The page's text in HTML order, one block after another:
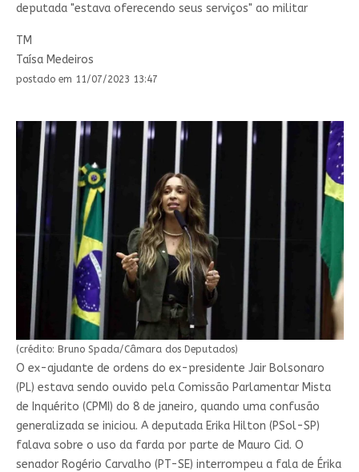
deputada "estava oferecendo seus serviços" ao militar
TM
Taísa Medeiros
postado em 11/07/2023 13:47
(crédito: Bruno Spada/Câmara dos Deputados)
O ex-ajudante de ordens do ex-presidente Jair Bolsonaro
(PL) estava sendo ouvido pela Comissão Parlamentar Mista
de Inquérito (CPMI) do 8 de janeiro, quando uma confusão
generalizada se iniciou. A deputada Erika Hilton (PSol-SP)
falava sobre o uso da farda por parte de Mauro Cid. O
senador Rogério Carvalho (PT-SE) interrompeu a fala de Érika